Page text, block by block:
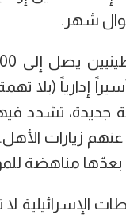
شهر.
تشدد
عنهم زيارات
مناهضة
لا